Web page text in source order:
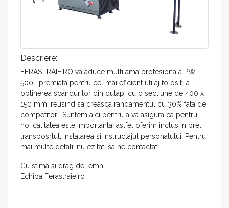
Descriere:
FERASTRAIE.RO va aduce multilama profesionala PWT-
500, premiata pentru cel mai eficient utilaj folosit la
obtinerea scandurilor din dulapi cu o sectiune de 400 x
150 mm, reusind sa creasca randamentul cu 30% fata de
competitori. Suntem aici pentru a va asigura ca pentru
noi calitatea este importanta, astfel oferim inclus in pret
transposrtul, instalarea si instructajul personalului. Pentru
mai multe detalii nu ezitati sa ne contactati.
Cu stima si drag de lemn,
Echipa Ferastraie.ro